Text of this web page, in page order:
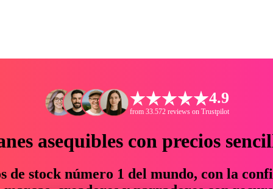
4.9
from 33.572 reviews on Trustpilot
asequibles con precios
de stock número 1 del mundo, con la